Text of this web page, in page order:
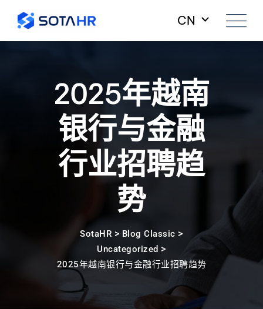
CN
2025年越南
银行与金融
行业招聘趋
势
SotaHR > Blog Classic >
Uncategorized >
2025年越南银行与金融行业招聘趋势